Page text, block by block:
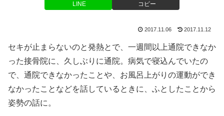
LINE コピー
2017.11.06 2017.11.12
セキが止まらないのと発熱とで、一週間以上通院できなか
った接骨院に、久しぶりに通院。病気で寝込んでいたの
で、通院できなかったことや、お風呂上がりの運動ができ
なかったことなどを話しているときに、ふとしたことから
姿勢の話に。